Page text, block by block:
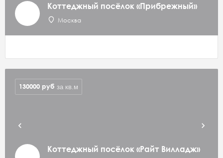
Коттеджный посёлок «Прибрежный»
Москва
Коттеджный посёлок «Райт Вилладж»
130000 руб за кв.м